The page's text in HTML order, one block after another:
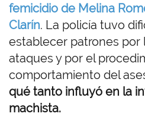
femicidio de Melina
Clarín. La policía tuvo
establecer patrones por
ataques y por el
comportamiento del
qué tanto influyó en la
machista.